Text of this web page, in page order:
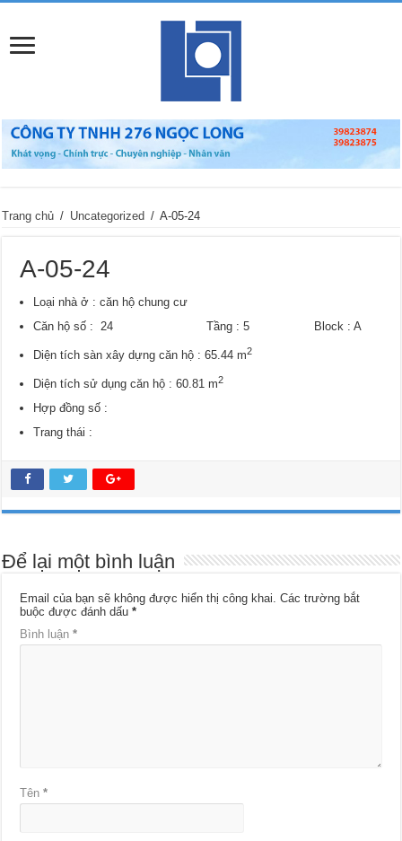
Trang chủ / Uncategorized / A-05-24
A-05-24
Loại nhà ở : căn hộ chung cư
Căn hộ số : 24 Tầng : 5 Block : A
Diện tích sàn xây dựng căn hộ : 65.44 m2
Diện tích sử dụng căn hộ : 60.81 m2
Hợp đồng số :
Trang thái :
Để lại một bình luận
Email của bạn sẽ không được hiển thị công khai. Các trường bắt
buộc được đánh dấu*
Bình luận*
Tên*